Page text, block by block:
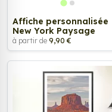
Affiche personnalisée
New York Paysage
à partir de 9,90 €